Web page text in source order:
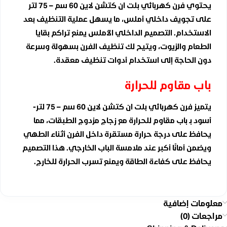
يحتوي فرن كهربائي بلت ان كتشن لاين 60 سم – 75 لتر
على تجويف داخلي أملس، ما يسهل عملية التنظيف بعد
الاستخدام. التصميم الداخلي الأملس يمنع تراكم بقايا
الطعام والزيوت، ويتيح لك تنظيف الفرن بسهولة وسرعة
دون الحاجة إلى استخدام أدوات تنظيف معقدة.
باب مقاوم للحرارة
يتميز فرن كهربائي بلت ان كتشن لاين 60 سم – 75 لتر-
أسود بـ باب مقاوم للحرارة مع زجاج مزدوج الطبقات، مما
يحافظ على درجة حرارة مستقرة داخل الفرن أثناء الطهي
ويضمن أمانًا أكبر عند ملامسة الباب الخارجي. هذا التصميم
يحافظ على كفاءة الطاقة ويمنع تسرب الحرارة للخارج.
معلومات إضافية
مراجعات (0)